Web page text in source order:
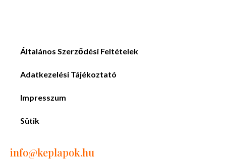
Általános Szerződési Feltételek
Adatkezelési Tájékoztató
Impresszum
Sütik
info@keplapok.hu